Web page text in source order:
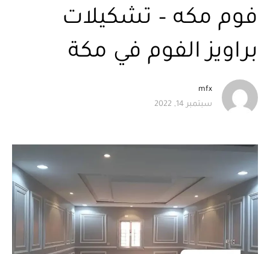
فوم مكه – تشكيلات
براويز الفوم في مكة
mfx
سبتمبر 14, 2022